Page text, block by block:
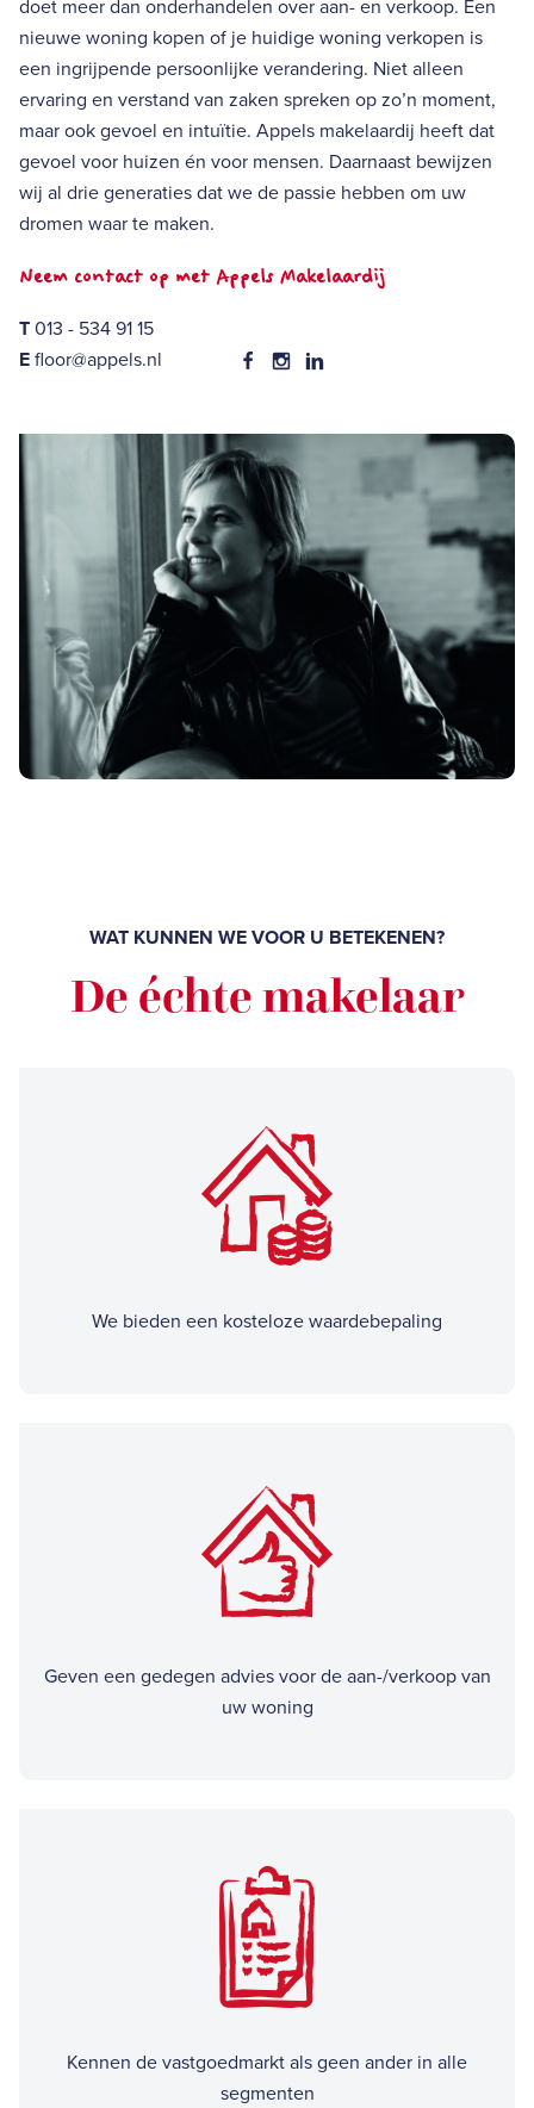
doet meer dan onderhandelen over aan- en verkoop. Een
nieuwe woning kopen of je huidige woning verkopen is
een ingrijpende persoonlijke verandering. Niet alleen
ervaring en verstand van zaken spreken op zo’n moment,
maar ook gevoel en intuïtie. Appels makelaardij heeft dat
gevoel voor huizen én voor mensen. Daarnaast bewijzen
wij al drie generaties dat we de passie hebben om uw
dromen waar te maken.
Neem contact op met Appels Makelaardij
T 013 - 534 91 15
E floor@appels.nl
WAT KUNNEN WE VOOR U BETEKENEN?
De échte makelaar
We bieden een kosteloze waardebepaling
Geven een gedegen advies voor de aan-/verkoop van
uw woning
Kennen de vastgoedmarkt als geen ander in alle
segmenten